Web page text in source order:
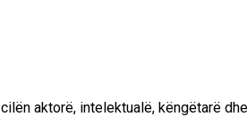
aktorë, intelektualë, këngëtarë